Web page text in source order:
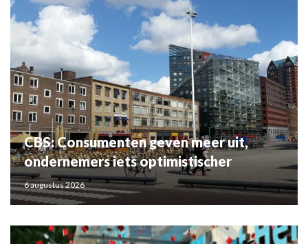
CBS: Consumenten geven meer uit,
ondernemers iets optimistischer
6 augustus 2026